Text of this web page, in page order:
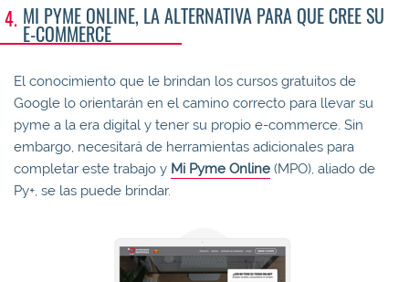
MI PYME ONLINE, LA ALTERNATIVA PARA QUE CREE SU
E-COMMERCE
El conocimiento que le brindan los cursos gratuitos de
Google lo orientarán en el camino correcto para llevar su
pyme a la era digital y tener su propio e-commerce. Sin
embargo, necesitará de herramientas adicionales para
completar este trabajo y Mi Pyme Online (MPO), aliado de
Py+, se las puede brindar.